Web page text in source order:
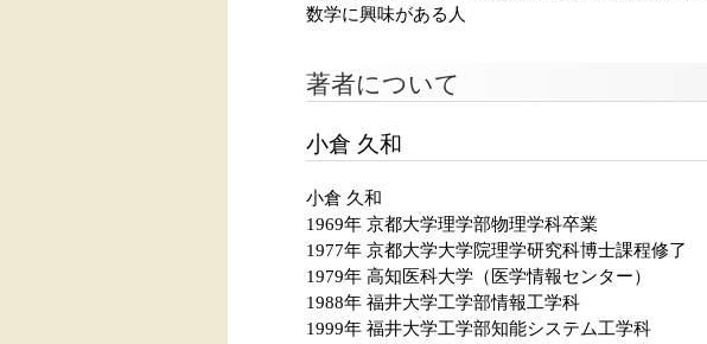
数学に興味がある人
著者について
小倉 久和
小倉 久和
1969年 京都大学理学部物理学科卒業
1977年 京都大学大学院理学研究科博士課程修了
1979年 高知医科大学（医学情報センター）
1988年 福井大学工学部情報工学科
1999年 福井大学工学部知能システム工学科